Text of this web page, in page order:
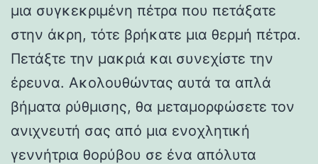
μια συγκεκριμένη πέτρα που πετάξατε
στην άκρη, τότε βρήκατε μια θερμή πέτρα.
Πετάξτε την μακριά και συνεχίστε την
έρευνα. Ακολουθώντας αυτά τα απλά
βήματα ρύθμισης, θα μεταμορφώσετε τον
ανιχνευτή σας από μια ενοχλητική
γεννήτρια θορύβου σε ένα απόλυτα